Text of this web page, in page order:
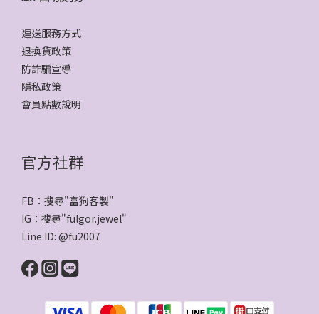
運送服務方式
退換貨政策
防詐騙宣導
隱私政策
會員點數說明
官方社群
FB：搜尋"富狗客製"
IG：搜尋"fulgor.jewel"
Line ID: @fu2007